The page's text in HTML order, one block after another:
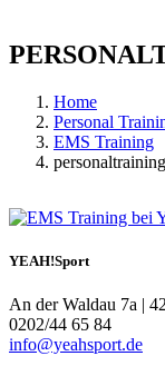
Home
Personal
EMS Training
YEAH!Sport
An der Waldau 7a |
0202/44 65 84
info@yeahsport.de